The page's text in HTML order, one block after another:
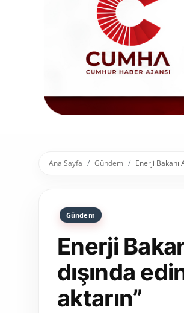
Sivil Toplum Kuruluşları
Kamu Kurumları ve Üst Kurullar
Resmi Reklamlar
Ana Sayfa Gündem Enerji Bakanı
Gündem
Enerji
dışında
aktarın”